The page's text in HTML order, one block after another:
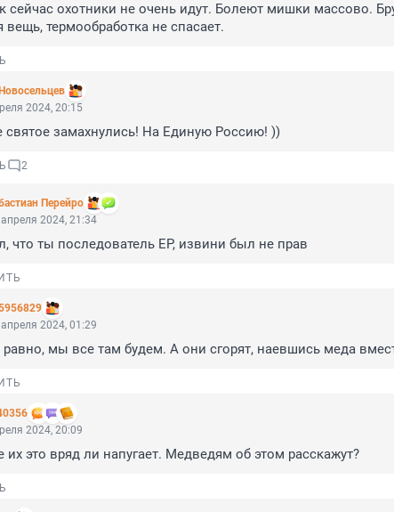
сейчас охотники не очень идут. Болеют мишки массово.
вещь, термообработка не спасает.
2024, 20:15
святое замахнулись! На Единую Россию! ))
2
Перейро
2024, 21:34
что ты последователь ЕР, извини был не прав
2024, 01:29
мы все там будем. А они сгорят, наевшись меда
2024, 20:09
их это вряд ли напугает. Медведям об этом расскажут?